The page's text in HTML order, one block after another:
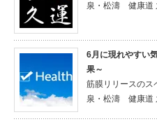
泉・松濤 健康道
6月に現れやすい
果～
筋膜リリースのス
泉・松濤 健康道